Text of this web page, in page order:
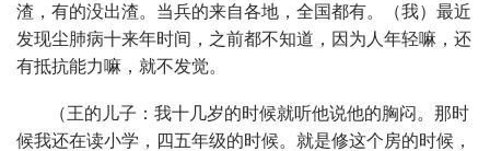
渣，有的没出渣。当兵的来自各地，全国都有。（我）最近
发现尘肺病十来年时间，之前都不知道，因为人年轻嘛，还
有抵抗能力嘛，就不发觉。
（王的儿子：我十几岁的时候就听他说他的胸闷。那时
候我还在读小学，四五年级的时候。就是修这个房的时候，